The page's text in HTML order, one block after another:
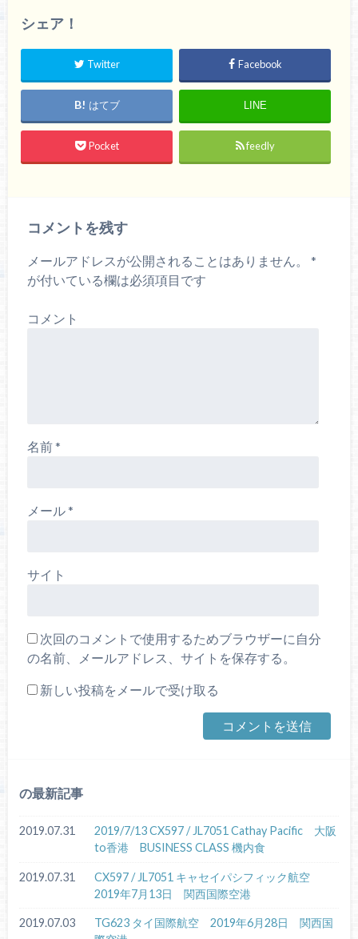
シェア！
Twitter Facebook
はてブ LINE
Pocket feedly
コメントを残す
メールアドレスが公開されることはありません。
*
が付いている欄は必須項目です
コメント
名前*
メール*
サイト
次回のコメントで使用するためブラウザーに自分
の名前、メールアドレス、サイトを保存する。
新しい投稿をメールで受け取る
の最新記事
2019.07.31
2019/7/13 CX597 / JL7051 Cathay Pacific 大阪
to香港 BUSINESS CLASS 機内食
2019.07.31
CX597 / JL7051 キャセイパシフィック航空
2019年7月13日 関西国際空港
2019.07.03
TG623 タイ国際航空 2019年6月28日 関西国